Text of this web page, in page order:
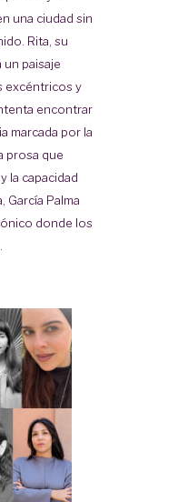
una ciudad sin
Rita, su
paisaje
excéntricos y
encontrar
marcada por la
prosa que
la capacidad
García Palma
donde los